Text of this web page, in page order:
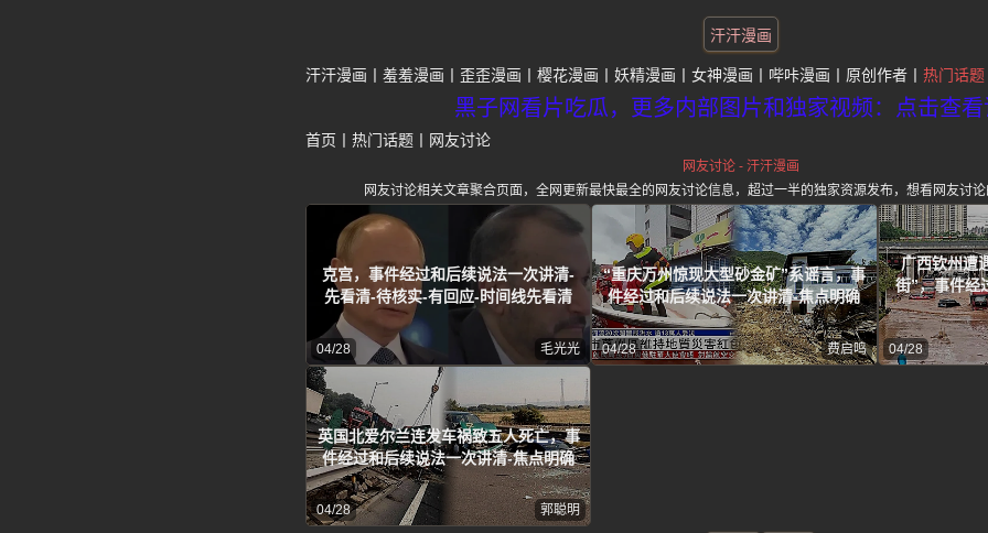
汗汗漫画
汗汗漫画 羞羞漫画 歪歪漫画 樱花漫画 妖精漫画 女神漫画 哔咔漫画 原创作者 热门话题
黑子网看片吃瓜，更多内部图片和独家视频：点击查
首页 热门话题 网友讨论
网友讨论 - 汗汗漫画
网友讨论相关文章聚合页面，全网更新最快最全的网友讨论信息，超过一半的独家资源发布，想看网友讨
克宫，事件经过和后续说法一次讲清-
先看清-待核实-有回应-时间线先看清
04/28 毛光光
“重庆万州惊现大型砂金矿”系谣言，事
件经过和后续说法一次讲清-焦点明确
04/28 费启鸣
广西钦州遭
街”，事件经
04/28
英国北爱尔兰连发车祸致五人死亡，事
件经过和后续说法一次讲清-焦点明确
04/28 郭聪明